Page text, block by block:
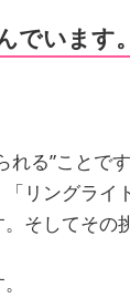
でいます
る”ことです
リングラ
そしてその